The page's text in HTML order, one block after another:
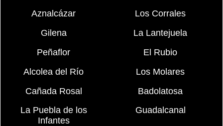
Aznalcázar
Los Corrales
Gilena
La Lantejuela
Peñaflor
El Rubio
Alcolea del Río
Los Molares
Cañada Rosal
Badolatosa
La Puebla de los
Infantes
Guadalcanal